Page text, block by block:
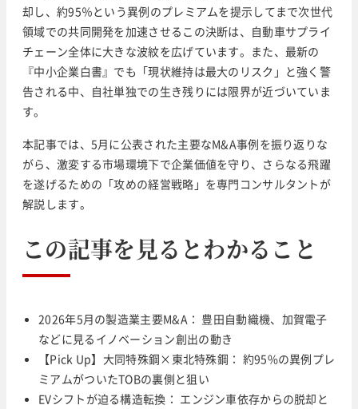
却し、約95％という異例のプレミアムを提示してまで次世代
領域での共同開発を加速させるこの決断は、自動車サプライ
チェーン全体に大きな波紋を広げています。また、最新の
『中小企業白書』でも「現状維持は最大のリスク」と強く警
告される中、自社単独での生き残りには限界が近づいていま
す。
本記事では、5月に公表された主要なM&A事例を振り返りな
がら、激変する市場環境下で企業価値を守り、さらなる飛躍
を遂げるための「攻めの経営戦略」を専門コンサルタントが
解説します。
この記事を見るとわかること
2026年5月の製造業主要M&A： 豊田自動織機、加賀電子
などに見るイノベーション創出の動き
【Pick Up】大同特殊鋼×東北特殊鋼： 約95%の異例プレ
ミアムがついたTOBの裏側と狙い
EVシフトが迫る構造転換： エンジン車依存からの脱却と